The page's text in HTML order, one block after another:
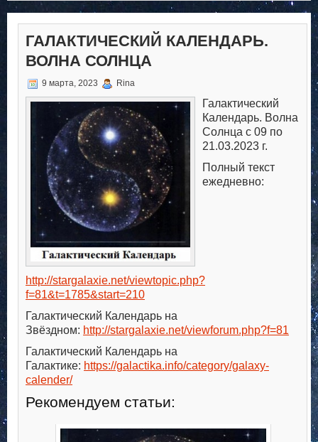
ГАЛАКТИЧЕСКИЙ КАЛЕНДАРЬ.
ВОЛНА СОЛНЦА
9 марта, 2023 Rina
Галактический
Календарь. Волна
Солнца с 09 по
21.03.2023 г.
Полный текст
ежедневно:
http://stargalaxie.net/viewtopic.php?
f=81&t=1785&start=210
Галактический Календарь на
Звёздном: http://stargalaxie.net/viewforum.php?f=81
Галактический Календарь на
Галактике: https://galactika.info/category/galaxy-
calender/
Рекомендуем статьи: